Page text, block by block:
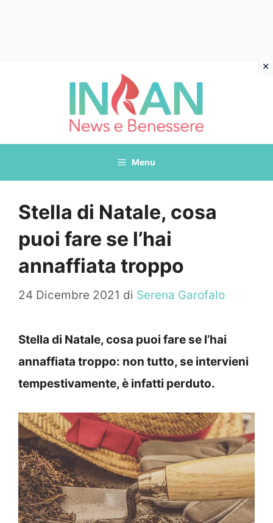
Menu
Stella di Natale, cosa
puoi fare se l’hai
annaffiata troppo
24 Dicembre 2021 di Serena Garofalo
Stella di Natale, cosa puoi fare se l’hai
annaffiata troppo: non tutto, se intervieni
tempestivamente, è infatti perduto.